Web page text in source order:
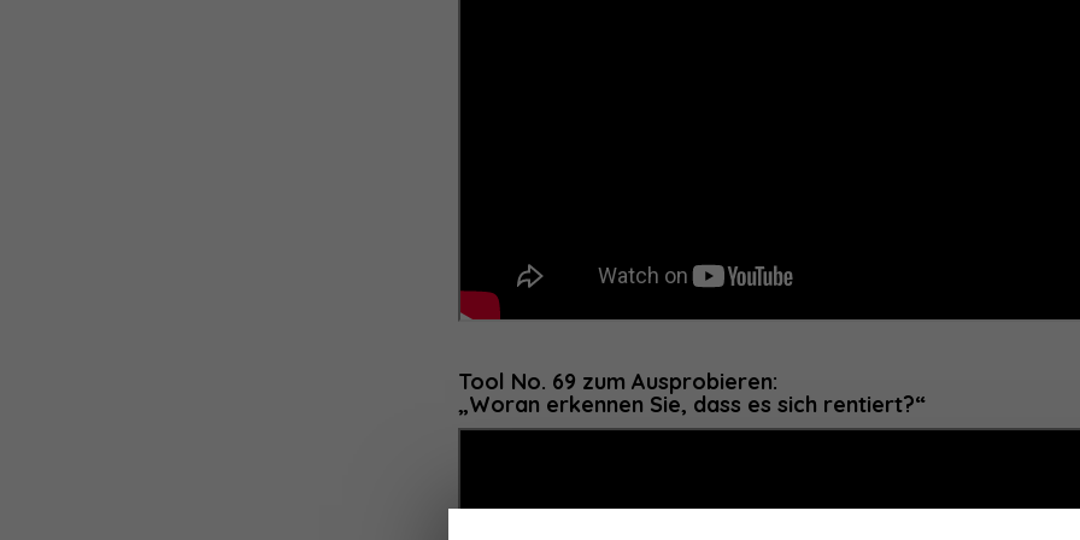
Tool No. 69 zum Ausprobieren:
„Woran erkennen Sie, dass es sich rentiert?“